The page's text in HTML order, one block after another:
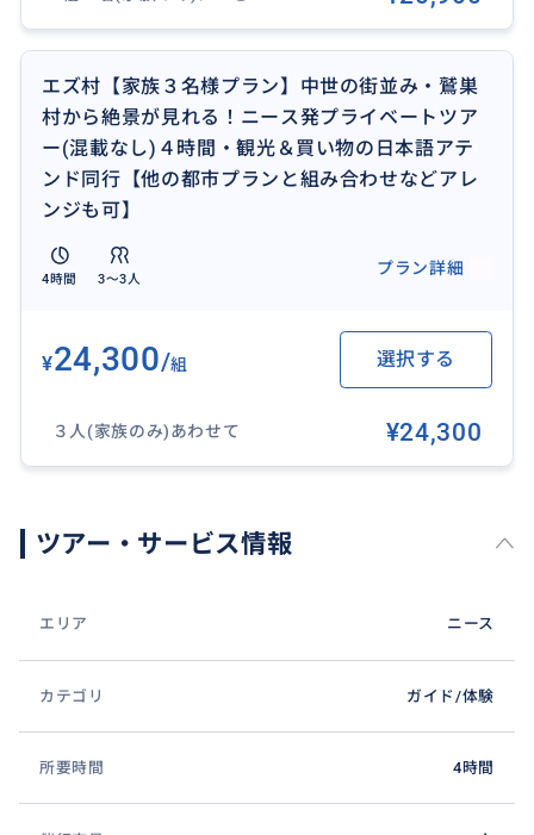
おすすめ
中世の街並みにはオシャレなギャラリー、雑貨屋、ア
す。(冬の閑散期には店員さんがバカンスに入り閉めて
いるお店もございますので、ご了承ください)
エズ村【家族３名様プラン】中世の街並み・鷲巣
村から絶景が見れる！ニース発プライベートツア
ー(混載なし)４時間・観光＆買い物の日本語アテ
ンド同行【他の都市プランと組み合わせなどアレ
ンジも可】
4時間 3〜3人
プラン詳細
¥24,300/組 選択する
３人(家族のみ)あわせて ¥24,300
ツアー・サービス情報
エリア ニース
カテゴリ ガイド/体験
所要時間 4時間